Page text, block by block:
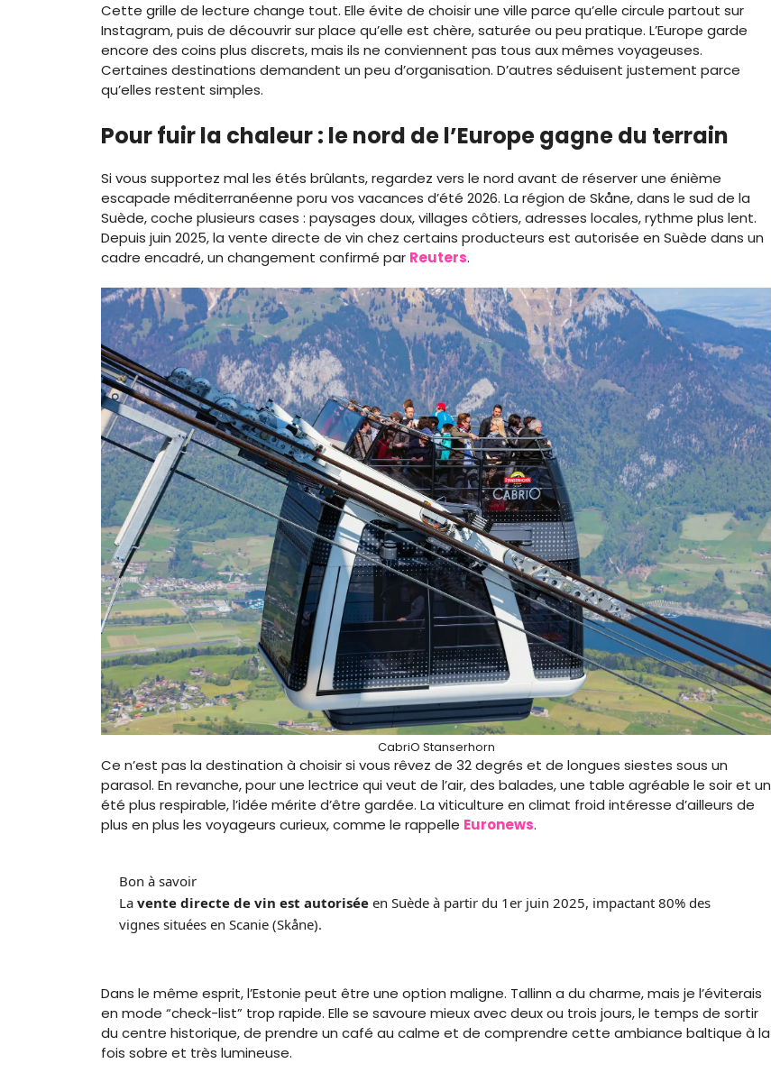
Cette grille de lecture change tout. Elle évite de choisir une ville parce qu’elle circule partout sur
Instagram, puis de découvrir sur place qu’elle est chère, saturée ou peu pratique. L’Europe garde
encore des coins plus discrets, mais ils ne conviennent pas tous aux mêmes voyageuses.
Certaines destinations demandent un peu d’organisation. D’autres séduisent justement parce
qu’elles restent simples.
Pour fuir la chaleur : le nord de l’Europe gagne du terrain
Si vous supportez mal les étés brûlants, regardez vers le nord avant de réserver une énième
escapade méditerranéenne poru vos vacances d’été 2026. La région de Skåne, dans le sud de la
Suède, coche plusieurs cases : paysages doux, villages côtiers, adresses locales, rythme plus lent.
Depuis juin 2025, la vente directe de vin chez certains producteurs est autorisée en Suède dans un
cadre encadré, un changement confirmé par Reuters.
CabriO Stanserhorn
Ce n’est pas la destination à choisir si vous rêvez de 32 degrés et de longues siestes sous un
parasol. En revanche, pour une lectrice qui veut de l’air, des balades, une table agréable le soir et un
été plus respirable, l’idée mérite d’être gardée. La viticulture en climat froid intéresse d’ailleurs de
plus en plus les voyageurs curieux, comme le rappelle Euronews.
Bon à savoir
La vente directe de vin est autorisée en Suède à partir du 1er juin 2025, impactant 80% des
vignes situées en Scanie (Skåne).
Dans le même esprit, l’Estonie peut être une option maligne. Tallinn a du charme, mais je l’éviterais
en mode “check-list” trop rapide. Elle se savoure mieux avec deux ou trois jours, le temps de sortir
du centre historique, de prendre un café au calme et de comprendre cette ambiance baltique à la
fois sobre et très lumineuse.